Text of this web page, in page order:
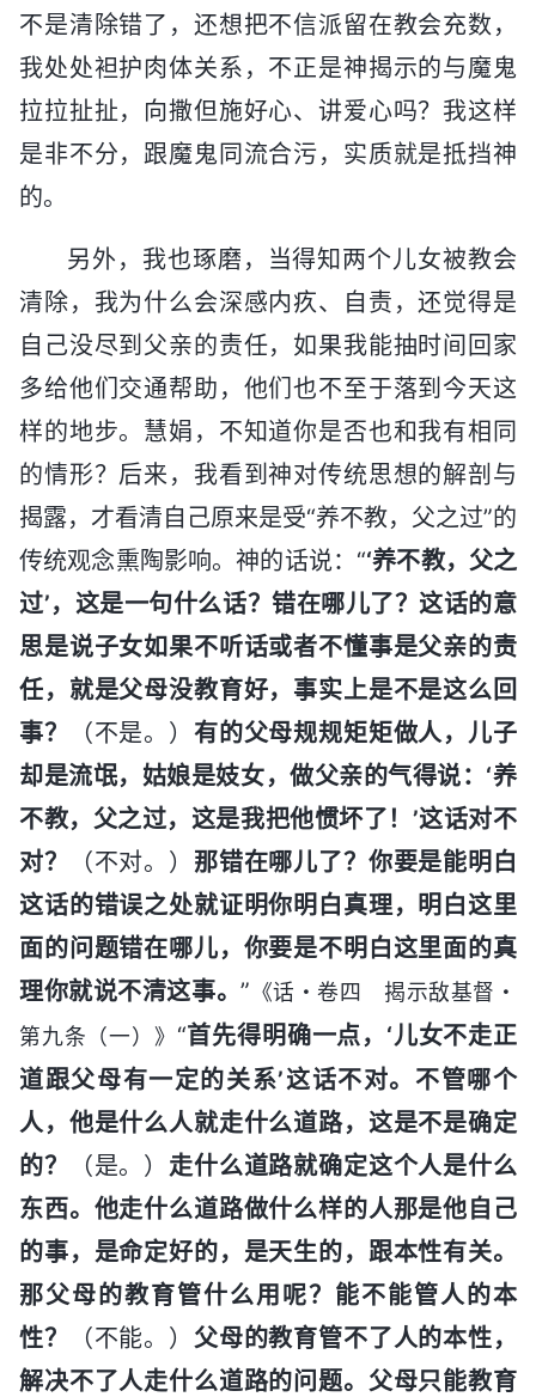
不是清除错了，还想把不信派留在教会充数，
我处处袒护肉体关系，不正是神揭示的与魔鬼
拉拉扯扯，向撒但施好心、讲爱心吗？我这样
是非不分，跟魔鬼同流合污，实质就是抵挡神
的。
另外，我也琢磨，当得知两个儿女被教会
清除，我为什么会深感内疚、自责，还觉得是
自己没尽到父亲的责任，如果我能抽时间回家
多给他们交通帮助，他们也不至于落到今天这
样的地步。慧娟，不知道你是否也和我有相同
的情形？后来，我看到神对传统思想的解剖与
揭露，才看清自己原来是受“养不教，父之过”的
传统观念熏陶影响。神的话说：“‘养不教，父之
过’，这是一句什么话？错在哪儿了？这话的意
思是说子女如果不听话或者不懂事是父亲的责
任，就是父母没教育好，事实上是不是这么回
事？
（不是。） 有的父母规规矩矩做人，儿子
却是流氓，姑娘是妓女，做父亲的气得说：‘养
不教，父之过，这是我把他惯坏了！’这话对不
对？
（不对。） 那错在哪儿了？你要是能明白
这话的错误之处就证明你明白真理，明白这里
面的问题错在哪儿，你要是不明白这里面的真
理你就说不清这事。” 《话・卷四 揭示敌基督・
第九条（一）》 “首先得明确一点，‘儿女不走正
道跟父母有一定的关系’这话不对。不管哪个
人，他是什么人就走什么道路，这是不是确定
的？
（是。） 走什么道路就确定这个人是什么
东西。他走什么道路做什么样的人那是他自己
的事，是命定好的，是天生的，跟本性有关。
那父母的教育管什么用呢？能不能管人的本
性？
（不能。） 父母的教育管不了人的本性，
解决不了人走什么道路的问题。父母只能教育